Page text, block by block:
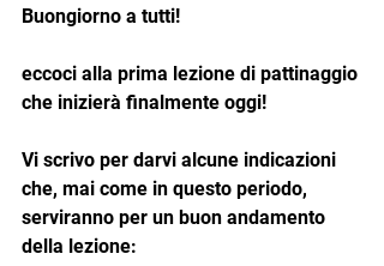
Buongiorno a tutti!
eccoci alla prima lezione di pattinaggio
che inizierà finalmente oggi!
Vi scrivo per darvi alcune indicazioni
che, mai come in questo periodo,
serviranno per un buon andamento
della lezione: